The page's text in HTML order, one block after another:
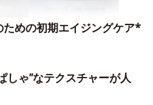
めの初期エイジングケア*
しゃ”なテクスチャーが人